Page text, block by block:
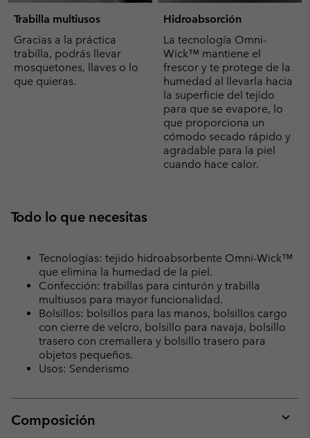
Trabilla multiusos
Gracias a la práctica
trabilla, podrás llevar
mosquetones, llaves o lo
que quieras.
Hidroabsorción
La tecnología Omni-
Wick™ mantiene el
frescor y te protege de la
humedad al llevarla hacia
la superficie del tejido
para que se evapore, lo
que proporciona un
cómodo secado rápido y
agradable para la piel
cuando hace calor.
Todo lo que necesitas
Tecnologías: tejido hidroabsorbente Omni-Wick™
que elimina la humedad de la piel.
Confección: trabillas para cinturón y trabilla
multiusos para mayor funcionalidad.
Bolsillos: bolsillos para las manos, bolsillos cargo
con cierre de velcro, bolsillo para navaja, bolsillo
trasero con cremallera y bolsillo trasero para
objetos pequeños.
Usos: Senderismo
Composición